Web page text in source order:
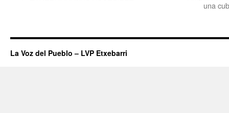
una
La Voz del Pueblo – LVP Etxebarri